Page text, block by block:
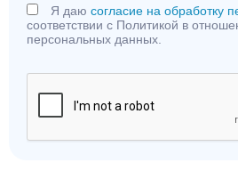
Я даю согласие на обработку
соответствии с Политикой в
персональных данных.